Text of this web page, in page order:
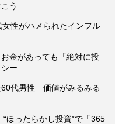
う
性がハメられたインフル
金があっても「絶対に投
ー
60代男性 価値がみるみる
ほったらかし投資”で「365